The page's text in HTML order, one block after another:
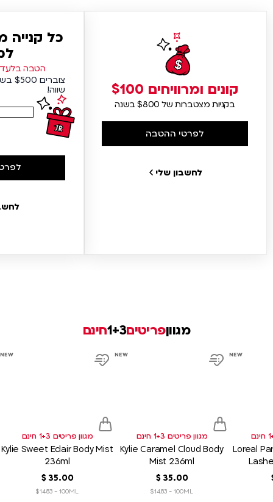
קונים ומרוויחים $100
בקניות מצטברות של $800 בשנה
לפרטי ההטבה
לחשבון שלי
כל
הטבה
שווה!
מגווןפריטים1+3חינם
NEW
product
Add
מגוון פריטים 1+3 חינם
Kylie Sweet Eclair Body Mist
236ml
35.00
‏
$
$14.83 - 100ML
NEW
product
Add
מגוון פריטים 1+3 חינם
Kylie Caramel Cloud Body
Mist 236ml
35.00
‏
$
$14.83 - 100ML
NEW
product
Loreal